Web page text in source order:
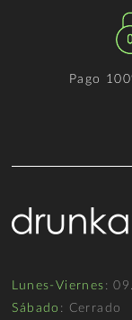
Pago
Lunes-Viernes :
Sábado : Cerrado